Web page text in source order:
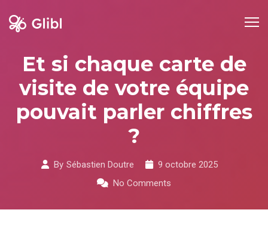
Et si chaque carte de
visite de votre équipe
pouvait parler chiffres
?
By Sébastien Doutre
9 octobre 2025
No Comments